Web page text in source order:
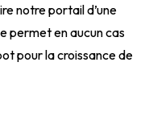
notre portail d’une
permet en aucun cas
pour la croissance de